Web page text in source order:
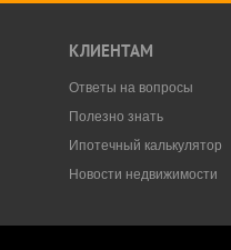
КЛИЕНТАМ
Ответы на вопросы
Полезно знать
Ипотечный калькулятор
Новости недвижимости